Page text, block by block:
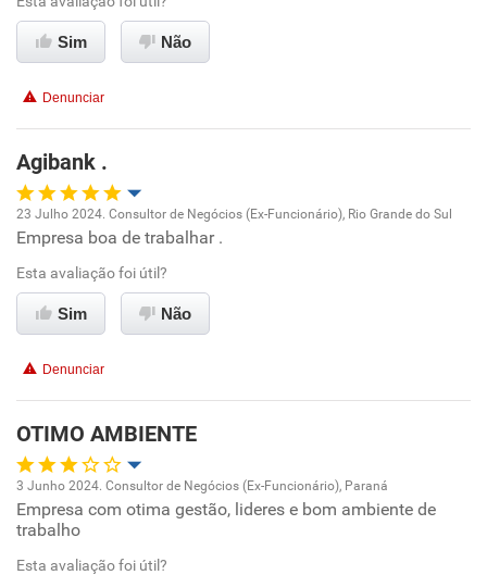
Conciliação com a vida familiar
Sim Não
Denunciar
Agibank .
Oportunidade de promoção
Ambiente de trabalho
Benefícios
Recomenda esta empresa
Recomenda a diretoria
23 Julho 2024. Consultor de Negócios (Ex-Funcionário), Rio Grande do Sul
Empresa boa de trabalhar .
Esta avaliação foi útil?
Sim Não
Denunciar
OTIMO AMBIENTE
Oportunidade de promoção
Ambiente de trabalho
3 Junho 2024. Consultor de Negócios (Ex-Funcionário), Paraná
Empresa com otima gestão, lideres e bom ambiente de
trabalho
Esta avaliação foi útil?